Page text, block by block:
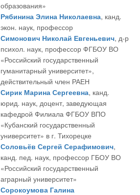
образования»
Рябинина Элина Николаевна, канд.
экон. наук, профессор
Симонович Николай Евгеньевич, д-р
психол. наук, профессор ФГБОУ ВО
«Российский государственный
гуманитарный университет»,
действительный член РАЕН
Сирик Марина Сергеевна, канд.
юрид. наук, доцент, заведующая
кафедрой Филиала ФГБОУ ВПО
«Кубанский государственный
университет» в г. Тихорецке
Соловьёв Сергей Серафимович,
канд. пед. наук, профессор ГБОУ ВО
«Российский государственный
аграрный университет»
Сорокоумова Галина